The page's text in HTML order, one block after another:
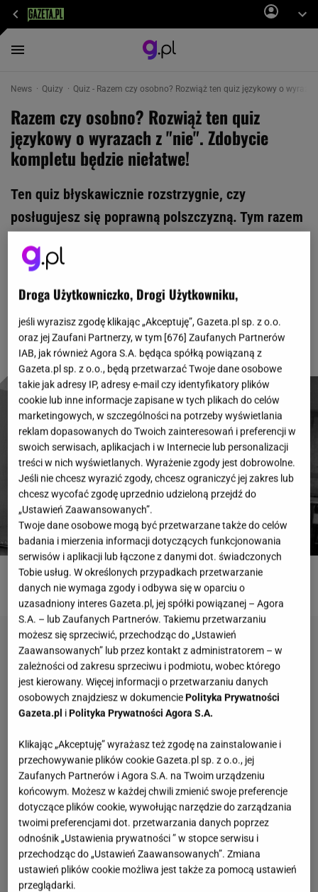
News Quizy Quiz - Razem czy osobno? Rozwiąż ten quiz językowy o
Razem czy osobno? Rozwiąż ten quiz
językowy o wyrazach z "nie". Zdobycie
kompletu będzie niełatwe!
Ten quiz błyskawicznie rozstrzygnie, czy
posługujesz się poprawną polszczyzną. Tym razem
kompletu będzie niełatwe! A może nie łatwe?
Odpowiedz na 11 krótkich pytań i zweryfikuj swoją
wiedzę.
ROZWIĄŻ QUIZ
Droga Użytkowniczko, Drogi Użytkowniku,
jeśli wyrazisz zgodę klikając „Akceptuję”, Gazeta.pl sp. z o.o.
oraz jej Zaufani Partnerzy, w tym [676] Zaufanych Partnerów
IAB, jak również Agora S.A. będąca spółką powiązaną z
Gazeta.pl sp. z o.o., będą przetwarzać Twoje dane osobowe
takie jak adresy IP, adresy e-mail czy identyfikatory plików
cookie lub inne informacje zapisane w tych plikach do celów
marketingowych, w szczególności na potrzeby wyświetlania
reklam dopasowanych do Twoich zainteresowań i preferencji w
swoich serwisach, aplikacjach i w Internecie lub personalizacji
treści w nich wyświetlanych. Wyrażenie zgody jest dobrowolne.
Jeśli nie chcesz wyrazić zgody, chcesz ograniczyć jej zakres lub
chcesz wycofać zgodę uprzednio udzieloną przejdź do
„Ustawień Zaawansowanych”.
Twoje dane osobowe mogą być przetwarzane także do celów
badania i mierzenia informacji dotyczących funkcjonowania
serwisów i aplikacji lub łączone z danymi dot. świadczonych
Tobie usług. W określonych przypadkach przetwarzanie
danych nie wymaga zgody i odbywa się w oparciu o
uzasadniony interes Gazeta.pl, jej spółki powiązanej – Agora
S.A. – lub Zaufanych Partnerów. Takiemu przetwarzaniu
możesz się sprzeciwić, przechodząc do „Ustawień
Zaawansowanych” lub przez kontakt z administratorem – w
zależności od zakresu sprzeciwu i podmiotu, wobec którego
jest kierowany. Więcej informacji o przetwarzaniu danych
osobowych znajdziesz w dokumenciePolityka Prywatności
Gazeta.pl iPolityka Prywatności Agora S.A.
Klikając „Akceptuję” wyrażasz też zgodę na zainstalowanie i
przechowywanie plików cookie Gazeta.pl sp. z o.o., jej
Zaufanych Partnerów i Agora S.A. na Twoim urządzeniu
końcowym. Możesz w każdej chwili zmienić swoje preferencje
dotyczące plików cookie, wywołując narzędzie do zarządzania
twoimi preferencjami dot. przetwarzania danych poprzez
odnośnik „Ustawienia prywatności ” w stopce serwisu i
przechodząc do „Ustawień Zaawansowanych”. Zmiana
ustawień plików cookie możliwa jest także za pomocą ustawień
przeglądarki.